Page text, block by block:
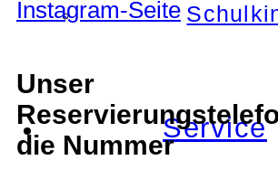
Service
Unser
die Nummer